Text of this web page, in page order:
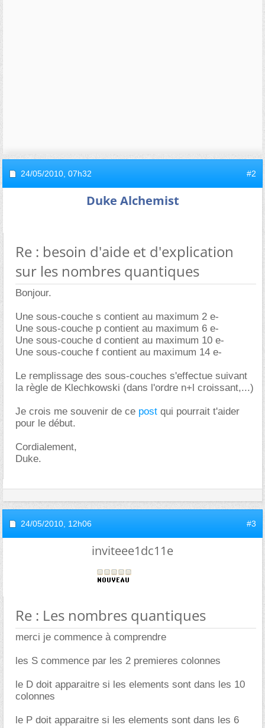
24/05/2010, 07h32 #2
Duke Alchemist
Re : besoin d'aide et d'explication
sur les nombres quantiques
Bonjour.
Une sous-couche s contient au maximum 2 e-
Une sous-couche p contient au maximum 6 e-
Une sous-couche d contient au maximum 10 e-
Une sous-couche f contient au maximum 14 e-
Le remplissage des sous-couches s'effectue suivant
la règle de Klechkowski (dans l'ordre n+l croissant,...)
Je crois me souvenir de ce post qui pourrait t'aider
pour le début.
Cordialement,
Duke.
24/05/2010, 12h06 #3
inviteee1dc11e
Re : Les nombres quantiques
merci je commence à comprendre
les S commence par les 2 premieres colonnes
le D doit apparaitre si les elements sont dans les 10
colonnes
le P doit apparaitre si les elements sont dans les 6